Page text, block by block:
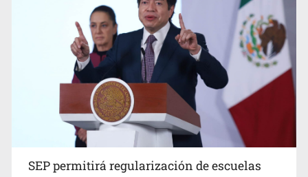
SEP permitirá regularización de escuelas